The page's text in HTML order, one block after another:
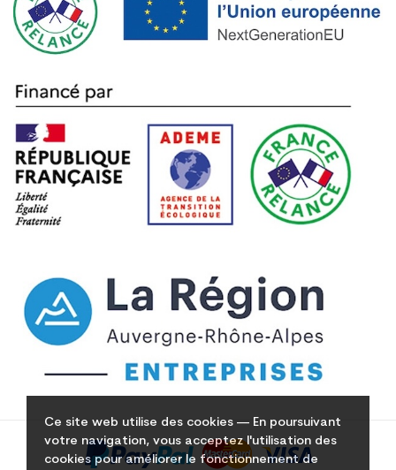
Ce site web utilise des cookies — En poursuivant
votre navigation, vous acceptez l'utilisation des
cookies pour améliorer le fonctionnement de